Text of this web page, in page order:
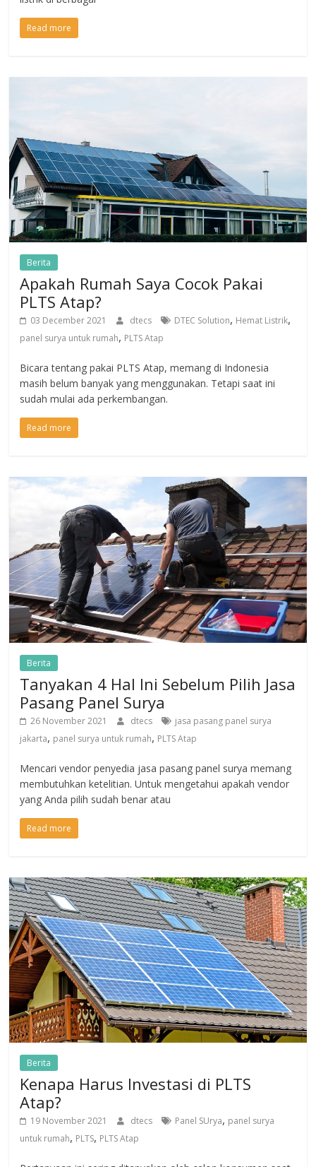
Read more
Berita
Apakah Rumah Saya Cocok Pakai
PLTS Atap?
03 December 2021 dtecs DTEC Solution, Hemat Listrik,
panel surya untuk rumah, PLTS Atap
Bicara tentang pakai PLTS Atap, memang di Indonesia
masih belum banyak yang menggunakan. Tetapi saat ini
sudah mulai ada perkembangan.
Read more
Berita
Tanyakan 4 Hal Ini Sebelum Pilih Jasa
Pasang Panel Surya
26 November 2021 dtecs
jasa pasang panel surya
jakarta, panel surya untuk rumah, PLTS Atap
Mencari vendor penyedia jasa pasang panel surya memang
membutuhkan ketelitian. Untuk mengetahui apakah vendor
yang Anda pilih sudah benar atau
Read more
Berita
Kenapa Harus Investasi di PLTS
Atap?
19 November 2021 dtecs Panel SUrya, panel surya
untuk rumah, PLTS, PLTS Atap